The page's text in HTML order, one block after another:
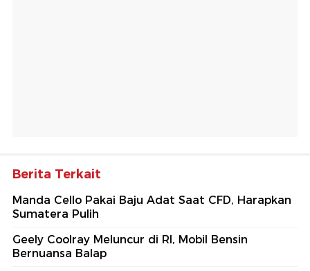
Berita Terkait
Manda Cello Pakai Baju Adat Saat CFD, Harapkan
Sumatera Pulih
Geely Coolray Meluncur di RI, Mobil Bensin
Bernuansa Balap